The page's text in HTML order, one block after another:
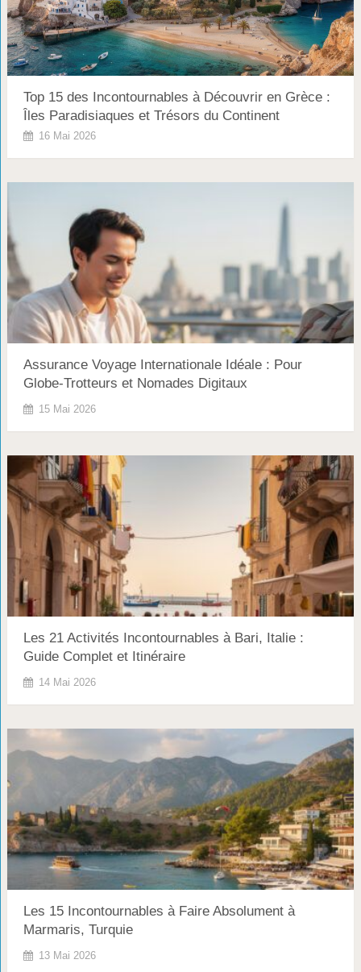
Top 15 des Incontournables à Découvrir en Grèce :
Îles Paradisiaques et Trésors du Continent
16 Mai 2026
Assurance Voyage Internationale Idéale : Pour
Globe-Trotteurs et Nomades Digitaux
15 Mai 2026
Les 21 Activités Incontournables à Bari, Italie :
Guide Complet et Itinéraire
14 Mai 2026
Les 15 Incontournables à Faire Absolument à
Marmaris, Turquie
13 Mai 2026